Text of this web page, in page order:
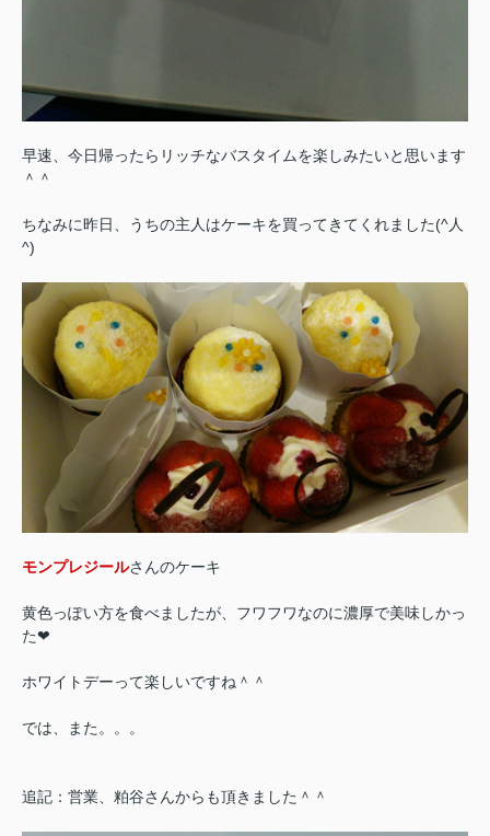
早速、今日帰ったらリッチなバスタイムを楽しみたいと思います
＾＾
ちなみに昨日、うちの主人はケーキを買ってきてくれました(^人
^)
モンプレジールさんのケーキ
黄色っぽい方を食べましたが、フワフワなのに濃厚で美味しかっ
た❤
ホワイトデーって楽しいですね＾＾
では、また。。。
追記：営業、粕谷さんからも頂きました＾＾